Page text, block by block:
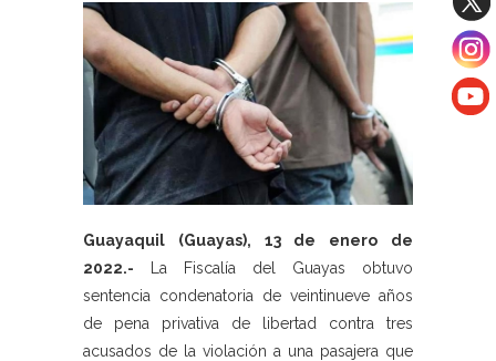
Guayaquil (Guayas), 13 de enero de
2022.- La Fiscalía del Guayas obtuvo
sentencia condenatoria de veintinueve años
de pena privativa de libertad contra tres
acusados de la violación a una pasajera que